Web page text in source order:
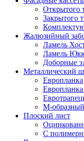
Открытого
Закрытого
Жалюзийный
Ламель
Ламель
Доборные
Металлический
Европланка
М-
Плоский лист
С